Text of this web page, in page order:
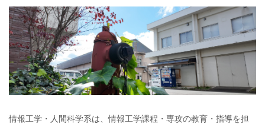
情報工学・人間科学系は、情報工学課程・専攻の教育・指導を担